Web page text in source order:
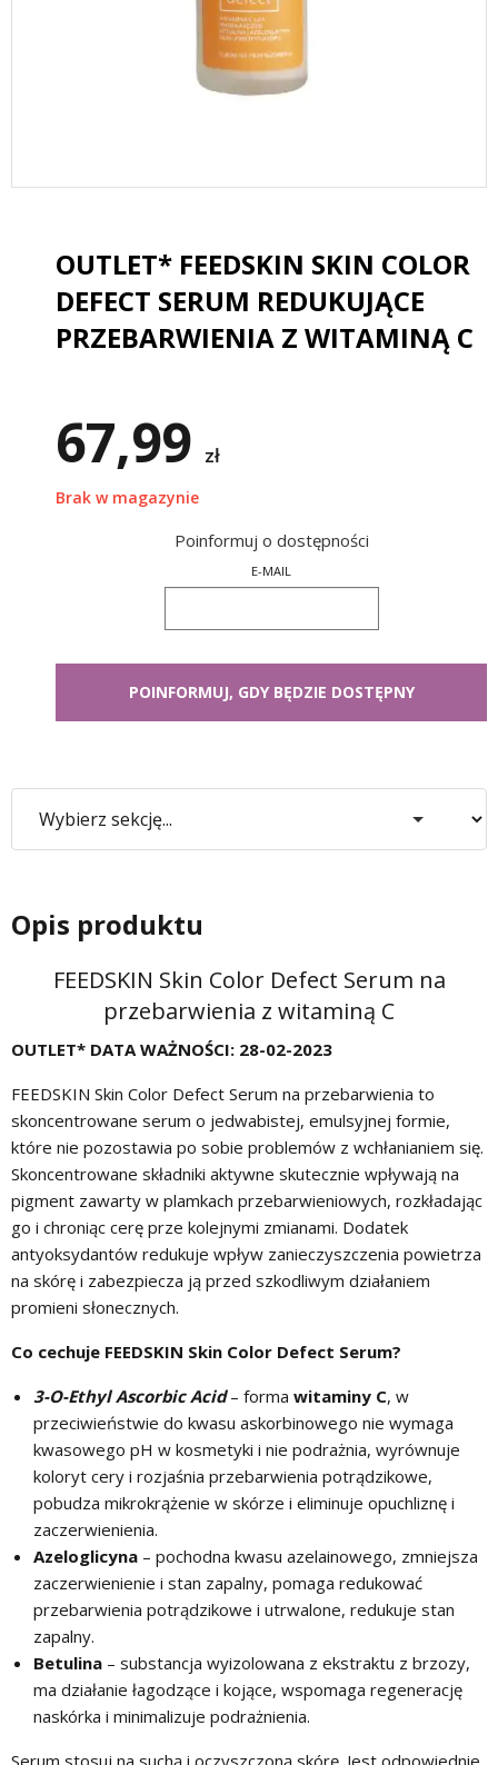
OUTLET* FEEDSKIN SKIN COLOR
DEFECT SERUM REDUKUJĄCE
PRZEBARWIENIA Z WITAMINĄ C
67,99 zł
Brak w magazynie
Poinformuj o dostępności
E-MAIL
Opis produktu
FEEDSKIN Skin Color Defect Serum na
przebarwienia z witaminą C
OUTLET* DATA WAŻNOŚCI: 28-02-2023
FEEDSKIN Skin Color Defect Serum na przebarwienia to
skoncentrowane serum o jedwabistej, emulsyjnej formie,
które nie pozostawia po sobie problemów z wchłanianiem się.
Skoncentrowane składniki aktywne skutecznie wpływają na
pigment zawarty w plamkach przebarwieniowych, rozkładając
go i chroniąc cerę prze kolejnymi zmianami. Dodatek
antyoksydantów redukuje wpływ zanieczyszczenia powietrza
na skórę i zabezpiecza ją przed szkodliwym działaniem
promieni słonecznych.
Co cechuje FEEDSKIN Skin Color Defect Serum?
3-O-Ethyl Ascorbic Acid– forma witaminy C, w
przeciwieństwie do kwasu askorbinowego nie wymaga
kwasowego pH w kosmetyki i nie podrażnia, wyrównuje
koloryt cery i rozjaśnia przebarwienia potrądzikowe,
pobudza mikrokrążenie w skórze i eliminuje opuchliznę i
zaczerwienienia.
Azeloglicyna – pochodna kwasu azelainowego, zmniejsza
zaczerwienienie i stan zapalny, pomaga redukować
przebarwienia potrądzikowe i utrwalone, redukuje stan
zapalny.
Betulina – substancja wyizolowana z ekstraktu z brzozy,
ma działanie łagodzące i kojące, wspomaga regenerację
naskórka i minimalizuje podrażnienia.
Serum stosuj na suchą i oczyszczoną skórę. Jest odpowiednie